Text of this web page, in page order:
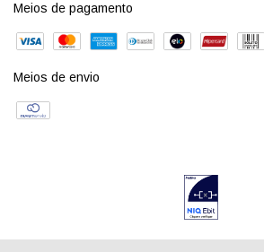
Meios de pagamento
Meios de envio